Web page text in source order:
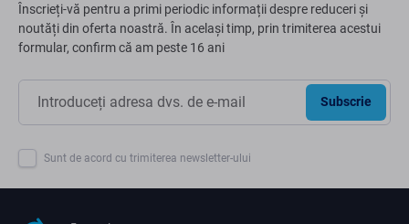
Înscrieți-vă pentru a primi periodic informații despre reduceri și
noutăți din oferta noastră. În același timp, prin trimiterea acestui
formular, confirm că am peste 16 ani
Subscrie
Sunt de acord cu trimiterea newsletter-ului